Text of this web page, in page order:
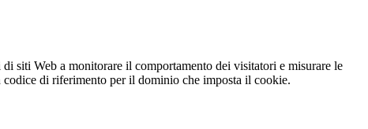
siti Web a monitorare il comportamento dei visitatori e misurare le
di riferimento per il dominio che imposta il cookie.